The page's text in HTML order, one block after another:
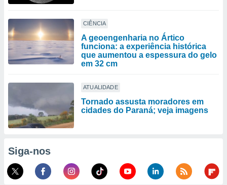
CIÊNCIA
A geoengenharia no Ártico
funciona: a experiência histórica
que aumentou a espessura do gelo
em 32 cm
ATUALIDADE
Tornado assusta moradores em
cidades do Paraná; veja imagens
Siga-nos